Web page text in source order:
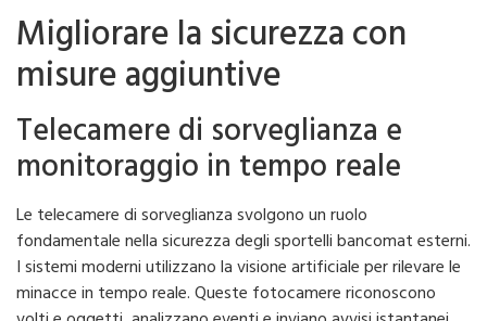
Migliorare la sicurezza con
misure aggiuntive
Telecamere di sorveglianza e
monitoraggio in tempo reale
Le telecamere di sorveglianza svolgono un ruolo
fondamentale nella sicurezza degli sportelli bancomat esterni.
I sistemi moderni utilizzano la visione artificiale per rilevare le
minacce in tempo reale. Queste fotocamere riconoscono